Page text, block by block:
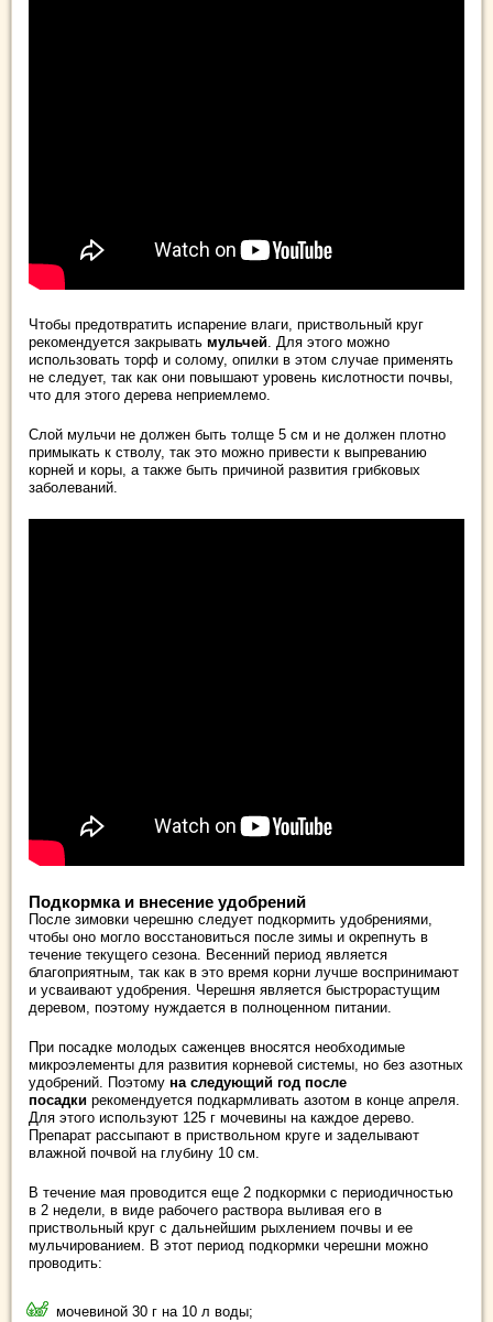
Чтобы предотвратить испарение влаги, приствольный круг
рекомендуется закрывать мульчей. Для этого можно
использовать торф и солому, опилки в этом случае применять
не следует, так как они повышают уровень кислотности почвы,
что для этого дерева неприемлемо.
Слой мульчи не должен быть толще 5 см и не должен плотно
примыкать к стволу, так это можно привести к выпреванию
корней и коры, а также быть причиной развития грибковых
заболеваний.
Подкормка и внесение удобрений
После зимовки черешню следует подкормить удобрениями,
чтобы оно могло восстановиться после зимы и окрепнуть в
течение текущего сезона. Весенний период является
благоприятным, так как в это время корни лучше воспринимают
и усваивают удобрения. Черешня является быстрорастущим
деревом, поэтому нуждается в полноценном питании.
При посадке молодых саженцев вносятся необходимые
микроэлементы для развития корневой системы, но без азотных
удобрений. Поэтому на следующий год после
посадки рекомендуется подкармливать азотом в конце апреля.
Для этого используют 125 г мочевины на каждое дерево.
Препарат рассыпают в приствольном круге и заделывают
влажной почвой на глубину 10 см.
В течение мая проводится еще 2 подкормки с периодичностью
в 2 недели, в виде рабочего раствора выливая его в
приствольный круг с дальнейшим рыхлением почвы и ее
мульчированием. В этот период подкормки черешни можно
проводить:
мочевиной 30 г на 10 л воды;